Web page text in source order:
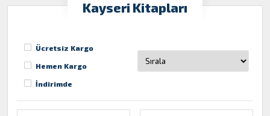
Kayseri Kitapları
Ücretsiz Kargo
Hemen Kargo
İndirimde